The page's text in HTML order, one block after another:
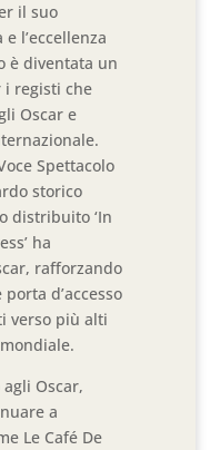
il suo
l’eccellenza
è diventata un
registi che
Oscar e
Spettacolo
storico
distribuito ‘In
ha
rafforzando
d’accesso
verso più alti
Oscar,
a
Le Café De